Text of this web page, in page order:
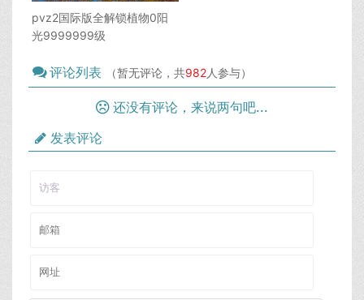
pvz2国际版全解锁植物0阳
光9999999级
评论列表 （暂无评论，共982人参与）
还没有评论，来说两句吧...
发表评论